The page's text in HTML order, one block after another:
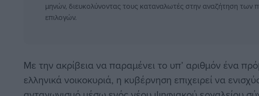
μηνών, διευκολύνοντας τους καταναλωτές στην αναζήτηση των
επιλογών.
Με την ακρίβεια να παραμένει το υπ’ αριθμόν ένα
ελληνικά νοικοκυριά, η κυβέρνηση επιχειρεί να